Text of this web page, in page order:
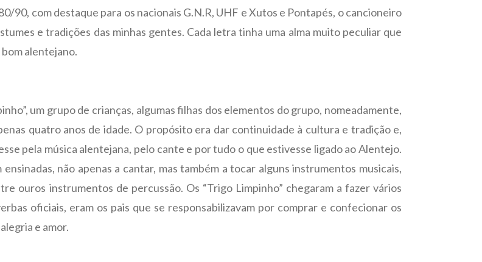
90, com destaque para os nacionais G.N.R, UHF e Xutos e Pontapés, o cancioneiro
e tradições das minhas gentes. Cada letra tinha uma alma muito peculiar que
alentejano.
um grupo de crianças, algumas filhas dos elementos do grupo, nomeadamente,
quatro anos de idade. O propósito era dar continuidade à cultura e tradição e,
pela música alentejana, pelo cante e por tudo o que estivesse ligado ao Alentejo.
não apenas a cantar, mas também a tocar alguns instrumentos musicais,
ouros instrumentos de percussão. Os “Trigo Limpinho” chegaram a fazer vários
oficiais, eram os pais que se responsabilizavam por comprar e confecionar os
e amor.